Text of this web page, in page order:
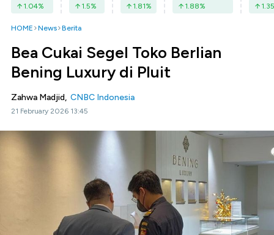
1.04% 1.5% 1.81% 1.88% 1.35
HOME News Berita
Bea Cukai Segel Toko Berlian
Bening Luxury di Pluit
Zahwa Madjid, CNBC Indonesia
21 February 2026 13:45